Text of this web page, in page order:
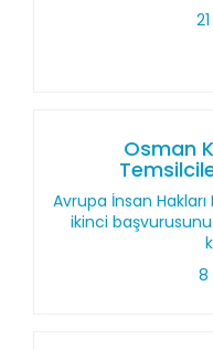
Osman
Avrupa İnsan
ikinci
8